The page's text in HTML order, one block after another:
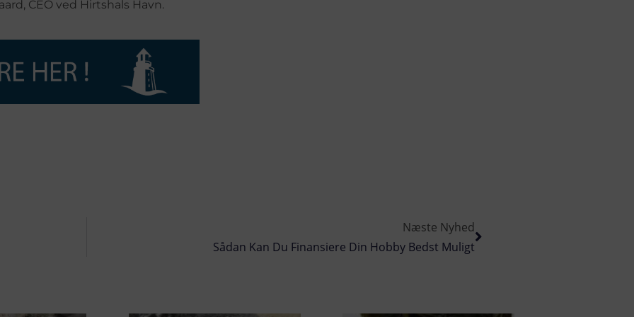
CEO ved Hirtshals Havn.
Næste Nyhed
Sådan Kan Du Finansiere Din Hobby Bedst Muligt